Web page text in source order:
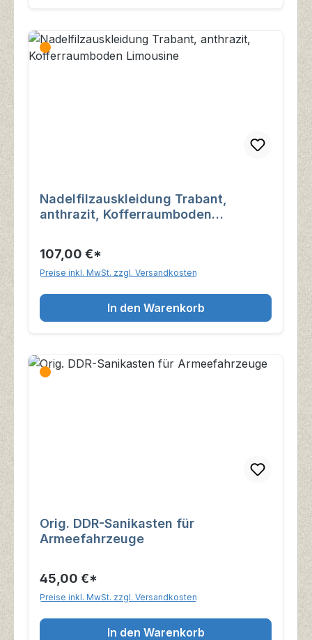
Nadelfilzauskleidung Trabant,
anthrazit, Kofferraumboden
107,00 €*
Preise inkl. MwSt. zzgl. Versandkosten
In den Warenkorb
Orig. DDR-Sanikasten für
Armeefahrzeuge
45,00 €*
Preise inkl. MwSt. zzgl. Versandkosten
In den Warenkorb